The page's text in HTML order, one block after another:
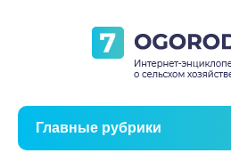
Главные рубрики